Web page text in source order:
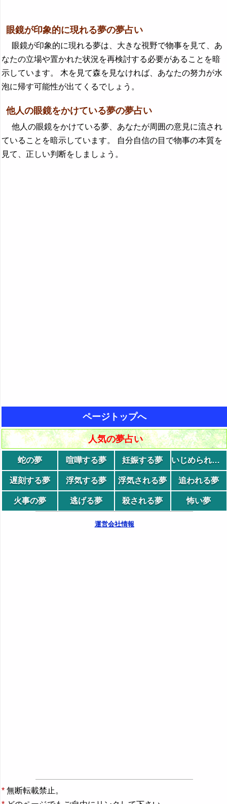
眼鏡が印象的に現れる夢の夢占い
眼鏡が印象的に現れる夢は、大きな視野で物事を見て、あ
なたの立場や置かれた状況を再検討する必要があることを暗
示しています。 木を見て森を見なければ、あなたの努力が水
泡に帰す可能性が出てくるでしょう。
他人の眼鏡をかけている夢の夢占い
他人の眼鏡をかけている夢、あなたが周囲の意見に流され
ていることを暗示しています。 自分自信の目で物事の本質を
見て、正しい判断をしましょう。
ページトップへ
人気の夢占い
蛇の夢 喧嘩する夢 妊娠する夢 いじめられる夢
遅刻する夢 浮気する夢 浮気される夢 追われる夢
火事の夢 逃げる夢 殺される夢 怖い夢
運営会社情報
* 無断転載禁止。